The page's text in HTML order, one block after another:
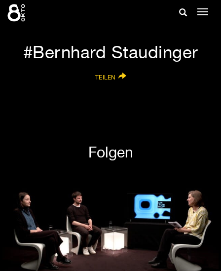
Zum
Inhalt
Suche
Bernhard Staudinger
TEILEN
Folgen